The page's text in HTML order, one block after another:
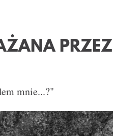
PRZEZ
mnie...?"